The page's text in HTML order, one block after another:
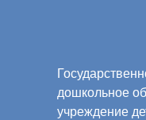
дошкольное
учреждение